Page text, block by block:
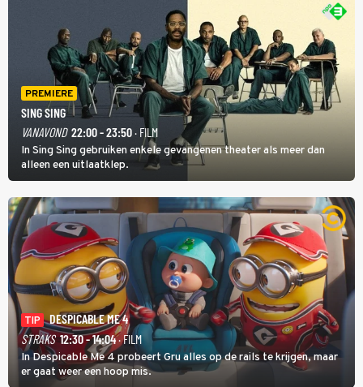
PREMIERE
SING SING
VANAVOND 22:00 - 23:50· FILM
In Sing Sing gebruiken enkele gevangenen theater als meer dan
alleen een uitlaatklep.
TIP
DESPICABLE ME 4
STRAKS 12:30 - 14:04· FILM
In Despicable Me 4 probeert Gru alles op de rails te krijgen, maar
er gaat weer een hoop mis.